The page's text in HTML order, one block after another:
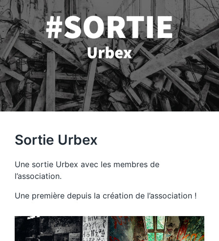
Sortie Urbex
Une sortie Urbex avec les membres de
l’association.
Une première depuis la création de l’association !